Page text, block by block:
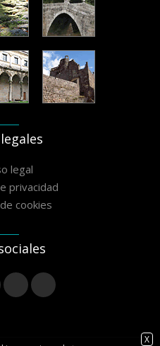
legal
privacidad
cookies
X